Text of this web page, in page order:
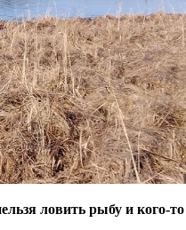
ловить рыбу и кого-